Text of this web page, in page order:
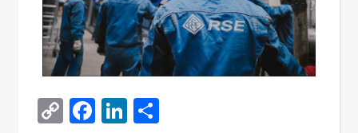
CopyFacebook
LinkedIn